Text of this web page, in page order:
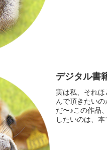
デジタル書
実は私、それ
んで頂きたい
だ〜♪この作品
したいのは、